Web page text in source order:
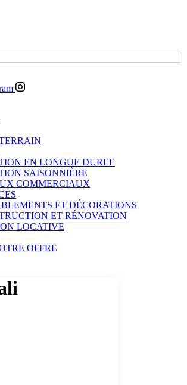
EN LONGUE DUREE
SAISONNIÈRE
COMMERCIAUX
ET DÉCORATIONS
ET RÉNOVATION
LOCATIVE
OFFRE